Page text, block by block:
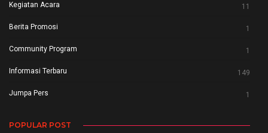
Kegiatan Acara 11
Berita Promosi 1
Community Program 1
Informasi Terbaru 149
Jumpa Pers 1
POPULAR POST